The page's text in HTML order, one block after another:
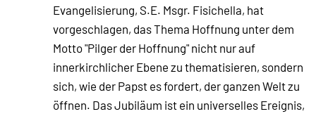
Evangelisierung, S.E. Msgr. Fisichella, hat
vorgeschlagen, das Thema Hoffnung unter dem
Motto "Pilger der Hoffnung" nicht nur auf
innerkirchlicher Ebene zu thematisieren, sondern
sich, wie der Papst es fordert, der ganzen Welt zu
öffnen. Das Jubiläum ist ein universelles Ereignis,